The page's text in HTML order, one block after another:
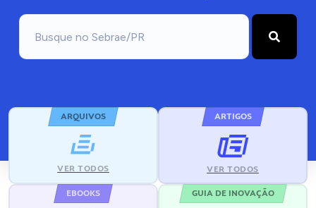
ARQUIVOS
VER TODOS
ARTIGOS
VER TODOS
EBOOKS GUIA DE INOVAÇÃO